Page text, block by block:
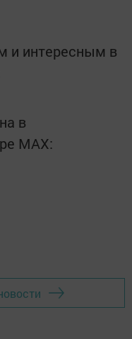
и интересным в
в
MАХ: